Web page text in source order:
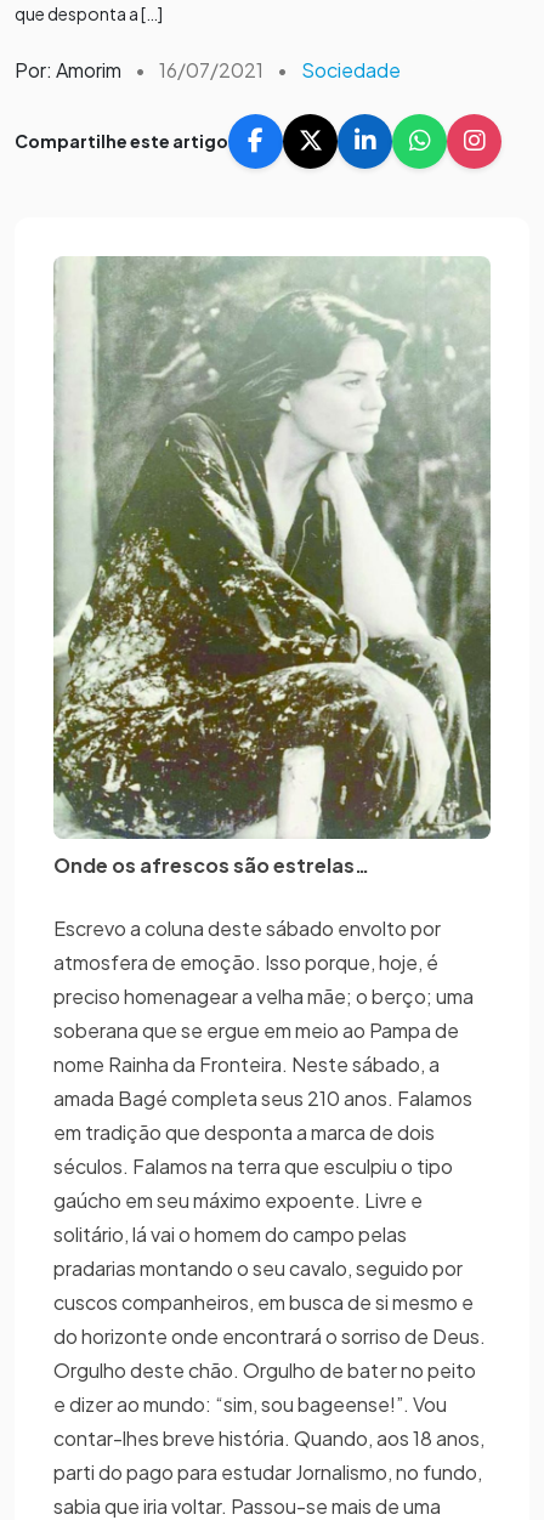
que desponta a […]
Por: Amorim • 16/07/2021 • Sociedade
Compartilhe este artigo
Onde os afrescos são estrelas…
Escrevo a coluna deste sábado envolto por
atmosfera de emoção. Isso porque, hoje, é
preciso homenagear a velha mãe; o berço; uma
soberana que se ergue em meio ao Pampa de
nome Rainha da Fronteira. Neste sábado, a
amada Bagé completa seus 210 anos. Falamos
em tradição que desponta a marca de dois
séculos. Falamos na terra que esculpiu o tipo
gaúcho em seu máximo expoente. Livre e
solitário, lá vai o homem do campo pelas
pradarias montando o seu cavalo, seguido por
cuscos companheiros, em busca de si mesmo e
do horizonte onde encontrará o sorriso de Deus.
Orgulho deste chão. Orgulho de bater no peito
e dizer ao mundo: “sim, sou bageense!”. Vou
contar-lhes breve história. Quando, aos 18 anos,
parti do pago para estudar Jornalismo, no fundo,
sabia que iria voltar. Passou-se mais de uma